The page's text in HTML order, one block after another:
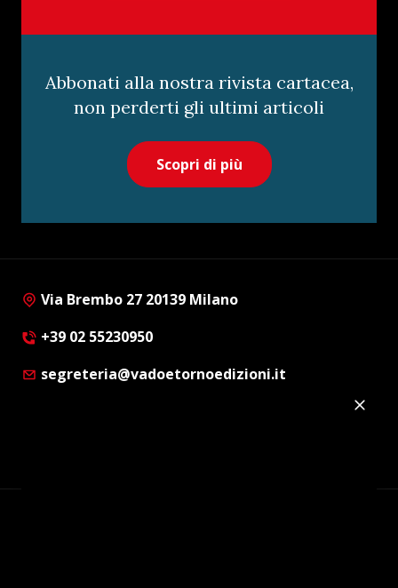
Abbonati alla nostra rivista cartacea,
non perderti gli ultimi articoli
Scopri di più
Via Brembo 27 20139 Milano
+39 02 55230950
segreteria@vadoetornoedizioni.it